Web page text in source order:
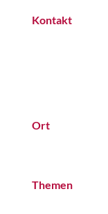
Kontakt
Ort
Themen